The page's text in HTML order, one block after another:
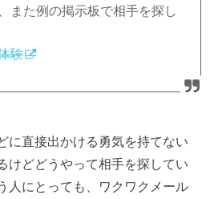
また例の掲示板で相手を探し
験
に直接出かける勇気を持てない
けどどうやって相手を探してい
人にとっても、ワクワクメール